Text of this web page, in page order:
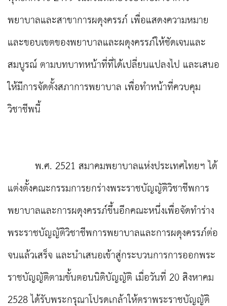
พยาบาลและสาขาการผดุงครรภ์ เพื่อแสดงความหมาย
และขอบเขตของพยาบาลและผดุงครรภ์ให้ชัดเจนและ
สมบูรณ์ ตามบทบาทหน้าที่ที่ได้เปลี่ยนแปลงไป และเสนอ
ให้มีการจัดตั้งสภาการพยาบาล เพื่อทำหน้าที่ควบคุม
วิชาชีพนี้
พ.ศ. 2521 สมาคมพยาบาลแห่งประเทศไทยฯ ได้
แต่งตั้งคณะกรรมการยกร่างพระราชบัญญัติวิชาชีพการ
พยาบาลและการผดุงครรภ์ขึ้นอีกคณะหนึ่งเพื่อจัดทำร่าง
พระราชบัญญัติวิชาชีพการพยาบาลและการผดุงครรภ์ต่อ
จนแล้วเสร็จ และนำเสนอเข้าสู่กระบวนการการออกพระ
ราชบัญญัติตามขั้นตอนนิติบัญญัติ เมื่อวันที่ 20 สิงหาคม
2528 ได้รับพระกรุณาโปรดเกล้าให้ตราพระราชบัญญัติ